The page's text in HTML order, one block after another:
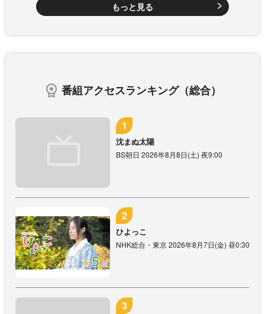
もっと見る
番組アクセスランキング（総合）
沈まぬ太陽
BS朝日 2026年8月8日(土) 夜9:00
ひよっこ
NHK総合・東京 2026年8月7日(金) 昼0:30